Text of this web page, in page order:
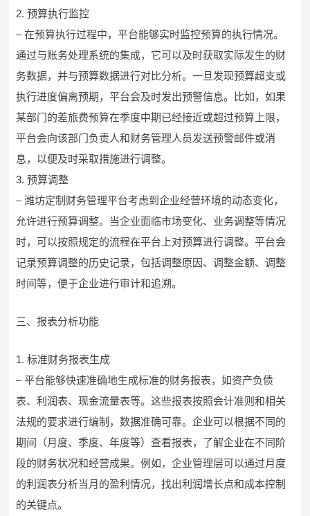
2. 预算执行监控
– 在预算执行过程中，平台能够实时监控预算的执行情况。
通过与账务处理系统的集成，它可以及时获取实际发生的财
务数据，并与预算数据进行对比分析。一旦发现预算超支或
执行进度偏离预期，平台会及时发出预警信息。比如，如果
某部门的差旅费预算在季度中期已经接近或超过预算上限，
平台会向该部门负责人和财务管理人员发送预警邮件或消
息，以便及时采取措施进行调整。
3. 预算调整
– 潍坊定制财务管理平台考虑到企业经营环境的动态变化，
允许进行预算调整。当企业面临市场变化、业务调整等情况
时，可以按照规定的流程在平台上对预算进行调整。平台会
记录预算调整的历史记录，包括调整原因、调整金额、调整
时间等，便于企业进行审计和追溯。
三、报表分析功能
1. 标准财务报表生成
– 平台能够快速准确地生成标准的财务报表，如资产负债
表、利润表、现金流量表等。这些报表按照会计准则和相关
法规的要求进行编制，数据准确可靠。企业可以根据不同的
期间（月度、季度、年度等）查看报表，了解企业在不同阶
段的财务状况和经营成果。例如，企业管理层可以通过月度
的利润表分析当月的盈利情况，找出利润增长点和成本控制
的关键点。